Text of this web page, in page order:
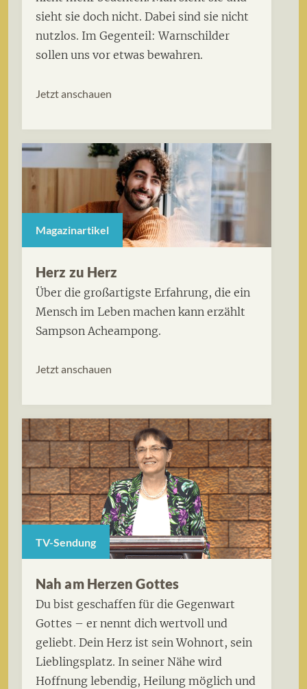
sieht sie doch nicht. Dabei sind sie nicht
nutzlos. Im Gegenteil: Warnschilder
sollen uns vor etwas bewahren.
Jetzt anschauen
Magazinartikel
Herz zu Herz
Über die großartigste Erfahrung, die ein
Mensch im Leben machen kann erzählt
Sampson Acheampong.
Jetzt anschauen
TV-Sendung
Nah am Herzen Gottes
Du bist geschaffen für die Gegenwart
Gottes – er nennt dich wertvoll und
geliebt. Dein Herz ist sein Wohnort, sein
Lieblingsplatz. In seiner Nähe wird
Hoffnung lebendig, Heilung möglich und